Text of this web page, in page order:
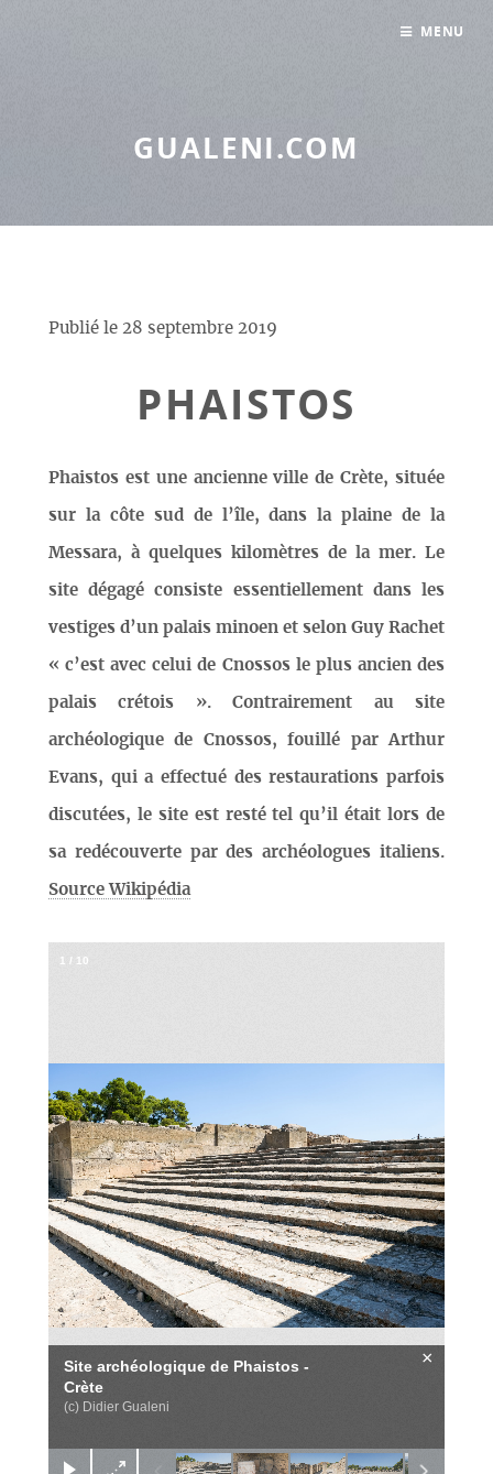
GUALENI.COM
Publié le 28 septembre 2019
PHAISTOS
Phaistos est une ancienne ville de Crète, située
sur la côte sud de l’île, dans la plaine de la
Messara, à quelques kilomètres de la mer. Le
site dégagé consiste essentiellement dans les
vestiges d’un palais minoen et selon Guy Rachet
« c’est avec celui de Cnossos le plus ancien des
palais crétois ». Contrairement au site
archéologique de Cnossos, fouillé par Arthur
Evans, qui a effectué des restaurations parfois
discutées, le site est resté tel qu’il était lors de
sa redécouverte par des archéologues italiens.
Source Wikipédia
Site archéologique de Phaistos -
Crète
(c) Didier Gualeni
×
1 / 10
MENU